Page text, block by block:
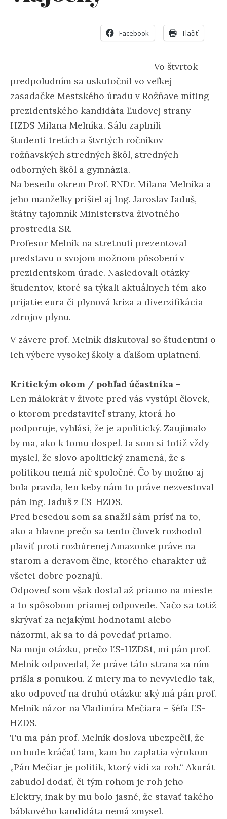
Facebook Tlačiť
Vo štvrtok
predpoludním sa uskutočnil vo veľkej
zasadačke Mestského úradu v Rožňave míting
prezidentského kandidáta Ľudovej strany
HZDS Milana Melníka. Sálu zaplnili
študenti tretích a štvrtých ročníkov
rožňavských stredných škôl, stredných
odborných škôl a gymnázia.
Na besedu okrem Prof. RNDr. Milana Melníka a
jeho manželky prišiel aj Ing. Jaroslav Jaduš,
štátny tajomník Ministerstva životného
prostredia SR.
Profesor Melník na stretnutí prezentoval
predstavu o svojom možnom pôsobení v
prezidentskom úrade. Nasledovali otázky
študentov, ktoré sa týkali aktuálnych tém ako
prijatie eura či plynová kríza a diverzifikácia
zdrojov plynu.
V závere prof. Melník diskutoval so študentmi o
ich výbere vysokej školy a ďalšom uplatnení.
Kritickým okom / pohľad účastníka –
Len málokrát v živote pred vás vystúpi človek,
o ktorom predstaviteľ strany, ktorá ho
podporuje, vyhlási, že je apolitický. Zaujímalo
by ma, ako k tomu dospel. Ja som si totiž vždy
myslel, že slovo apolitický znamená, že s
politikou nemá nič spoločné. Čo by možno aj
bola pravda, len keby nám to práve nezvestoval
pán Ing. Jaduš z ĽS-HZDS.
Pred besedou som sa snažil sám prísť na to,
ako a hlavne prečo sa tento človek rozhodol
plaviť proti rozbúrenej Amazonke práve na
starom a deravom člne, ktorého charakter už
všetci dobre poznajú.
Odpoveď som však dostal až priamo na mieste
a to spôsobom priamej odpovede. Načo sa totiž
skrývať za nejakými hodnotami alebo
názormi, ak sa to dá povedať priamo.
Na moju otázku, prečo ĽS-HZDSt, mi pán prof.
Melník odpovedal, že práve táto strana za ním
prišla s ponukou. Z miery ma to nevyviedlo tak,
ako odpoveď na druhú otázku: aký má pán prof.
Melník názor na Vladimíra Mečiara – šéfa ĽS-
HZDS.
Tu ma pán prof. Melník doslova ubezpečil, že
on bude kráčať tam, kam ho zaplatia výrokom
„Pán Mečiar je politik, ktorý vidí za roh.“ Akurát
zabudol dodať, či tým rohom je roh jeho
Elektry, inak by mu bolo jasné, že stavať takého
bábkového kandidáta nemá zmysel.